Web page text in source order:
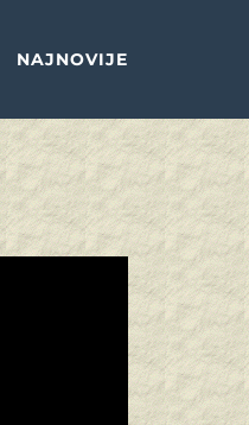
NAJNOVIJE